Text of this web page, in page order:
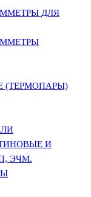
ДЛЯ
(ТЕРМОПАРЫ)
И
ЭЧМ.